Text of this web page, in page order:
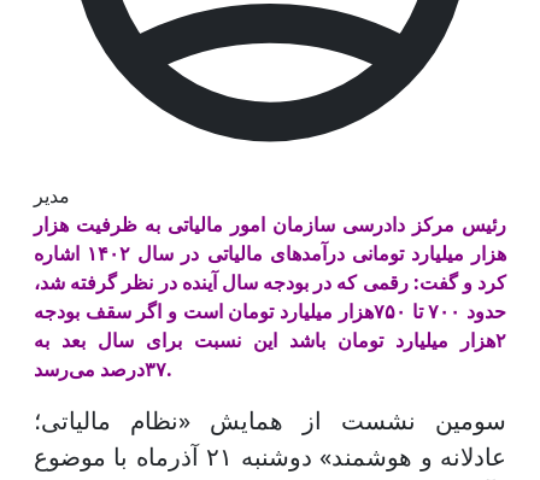
مدیر
رئیس مرکز دادرسی سازمان امور مالیاتی به ظرفیت هزار
هزار میلیارد تومانی درآمدهای مالیاتی در سال ۱۴۰۲ اشاره
کرد و گفت: رقمی که در بودجه سال آینده در نظر گرفته شد،
حدود ۷۰۰ تا ۷۵۰هزار میلیارد تومان است و اگر سقف بودجه
۲هزار میلیارد تومان باشد این نسبت برای سال بعد به
۳۷درصد می‌رسد.
سومین نشست از همایش «نظام مالیاتی؛
عادلانه و هوشمند» دوشنبه ۲۱ آذرماه با موضوع